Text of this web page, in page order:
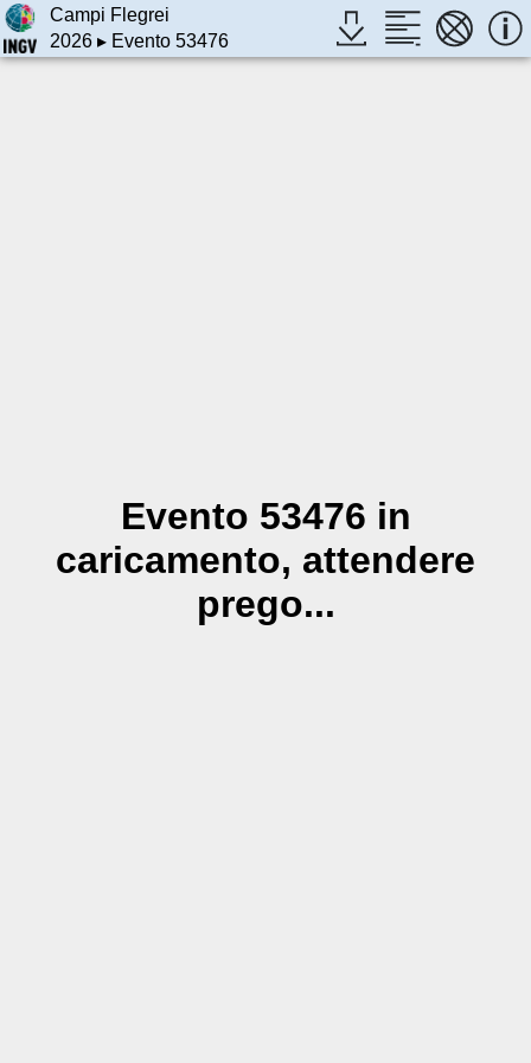
Campi Flegrei
2026▸ Evento 53476
Evento 53476 in
caricamento, attendere
prego...